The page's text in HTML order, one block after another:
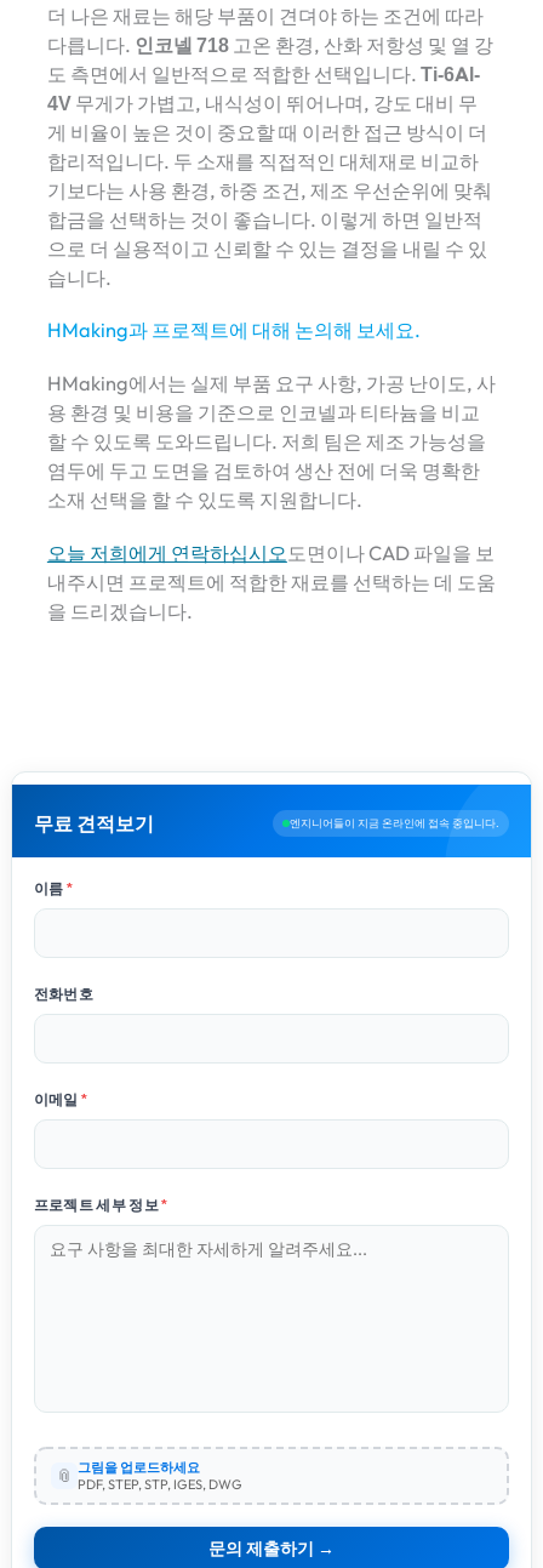
더 나은 재료는 해당 부품이 견뎌야 하는 조건에 따라
다릅니다. 인코넬 718고온 환경, 산화 저항성 및 열 강
도 측면에서 일반적으로 적합한 선택입니다. Ti-6Al-
4V무게가 가볍고, 내식성이 뛰어나며, 강도 대비 무
게 비율이 높은 것이 중요할 때 이러한 접근 방식이 더
합리적입니다. 두 소재를 직접적인 대체재로 비교하
기보다는 사용 환경, 하중 조건, 제조 우선순위에 맞춰
합금을 선택하는 것이 좋습니다. 이렇게 하면 일반적
으로 더 실용적이고 신뢰할 수 있는 결정을 내릴 수 있
습니다.
HMaking과 프로젝트에 대해 논의해 보세요.
HMaking에서는 실제 부품 요구 사항, 가공 난이도, 사
용 환경 및 비용을 기준으로 인코넬과 티타늄을 비교
할 수 있도록 도와드립니다. 저희 팀은 제조 가능성을
염두에 두고 도면을 검토하여 생산 전에 더욱 명확한
소재 선택을 할 수 있도록 지원합니다.
오늘 저희에게 연락하십시오 도면이나 CAD 파일을 보
내주시면 프로젝트에 적합한 재료를 선택하는 데 도움
을 드리겠습니다.
무료 견적보기 엔지니어들이 지금 온라인에 접속 중입니다.
이름 *
전화번호
이메일*
프로젝트 세부 정보*
📎 그림을 업로드하세요
PDF, STEP, STP, IGES, DWG
문의 제출하기 →